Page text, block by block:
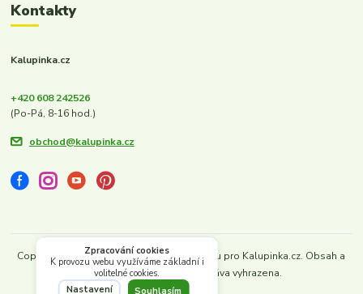
Kontakty
Kalupinka.cz
+420 608 242526
(Po-Pá, 8-16 hod.)
obchod@kalupinka.cz
Copyright © 2022–2026. Vytvořeno s láskou pro Kalupinka.cz. Obsah a
design chráněny. Všechna práva vyhrazena.
Vytvořeno naEshop-rychle.cz
Zpracování cookies
K provozu webu využíváme základní i
volitelné cookies.
Nastavení
Souhlasím